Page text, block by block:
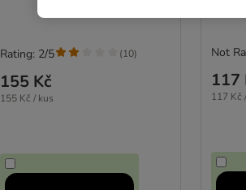
155 Kč
155 Kč / kus
Rating: 2/5 (10)
117
117 Kč
Not